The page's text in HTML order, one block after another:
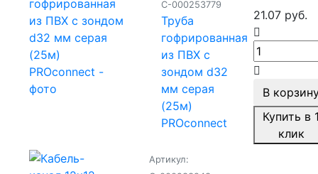
С-000253779
Труба
гофрированная
из ПВХ с
зондом d32
мм серая
(25м)
PROconnect
21.07 руб.
В
Купить в
клик
Артикул: